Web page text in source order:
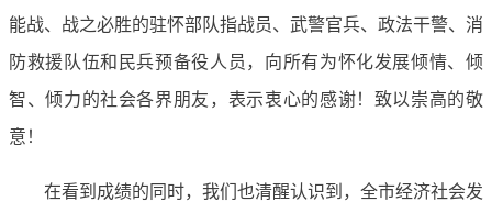
能战、战之必胜的驻怀部队指战员、武警官兵、政法干警、消
防救援队伍和民兵预备役人员，向所有为怀化发展倾情、倾
智、倾力的社会各界朋友，表示衷心的感谢！致以崇高的敬
意！
在看到成绩的同时，我们也清醒认识到，全市经济社会发